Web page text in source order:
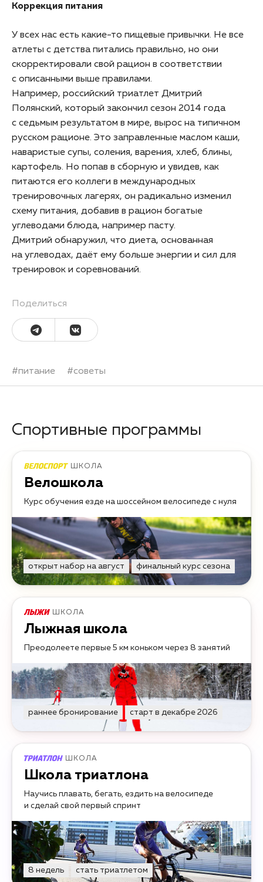
Коррекция питания
У всех нас есть какие-то пищевые привычки. Не все
атлеты с детства питались правильно, но они
скорректировали свой рацион в соответствии
с описанными выше правилами.
Например, российский триатлет Дмитрий
Полянский, который закончил сезон 2014 года
с седьмым результатом в мире, вырос на типичном
русском рационе. Это заправленные маслом каши,
наваристые супы, соления, варения, хлеб, блины,
картофель. Но попав в сборную и увидев, как
питаются его коллеги в международных
тренировочных лагерях, он радикально изменил
схему питания, добавив в рацион богатые
углеводами блюда, например пасту.
Дмитрий обнаружил, что диета, основанная
на углеводах, даёт ему больше энергии и сил для
тренировок и соревнований.
Поделиться
#питание #советы
Спортивные программы
ШКОЛА
Велошкола
Курс обучения езде на шоссейном велосипеде с нуля
открыт набор на август финальный курс сезона
ШКОЛА
Лыжная школа
Преодолеете первые 5 км коньком через 8 занятий
раннее бронирование старт в декабре 2026
ШКОЛА
Школа триатлона
Научись плавать, бегать, ездить на велосипеде
и сделай свой первый спринт
8 недель стать триатлетом